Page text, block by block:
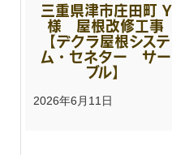
柴原正明
三重県津市庄田町 Y
様 屋根改修工事
【デクラ屋根システ
ム・セネター サー
ブル】
2026年6月11日